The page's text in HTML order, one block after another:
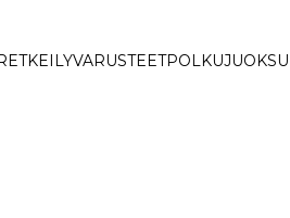
VARUSTEETPOLKUJUOKSU